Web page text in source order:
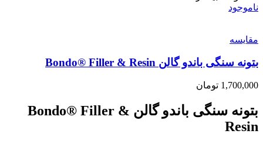
ناموجود
مقایسه
بتونه سنگی باندو گالن Bondo® Filler & Resin
1,700,000 تومان
بتونه سنگی باندو گالن Bondo® Filler &
Resin